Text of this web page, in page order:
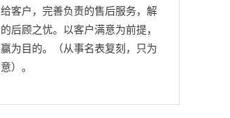
客户，完善负责的售后服务，解
后顾之忧。以客户满意为前提，
为目的。（从事名表复刻，只为
）。